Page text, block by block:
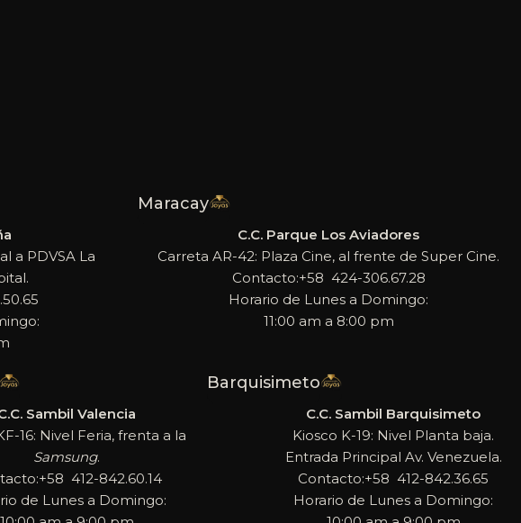
a PDVSA La
Maracay
C.C. Parque Los Aviadores
Carreta AR-42: Plaza Cine, al frente de Super Cine.
Contacto:+58 424-306.67.28
Horario de Lunes a Domingo:
11:00 am a 8:00 pm
Sambil Valencia
16: Nivel Feria, frenta a la
Samsung.
412-842.60.14
de Lunes a Domingo:
Barquisimeto
C.C. Sambil Barquisimeto
Kiosco K-19: Nivel Planta baja.
Entrada Principal Av. Venezuela.
Contacto:+58 412-842.36.65
Horario de Lunes a Domingo: